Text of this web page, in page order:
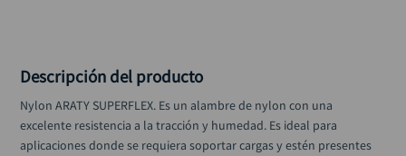
Descripción del producto
Nylon ARATY SUPERFLEX. Es un alambre de nylon con una
excelente resistencia a la tracción y humedad. Es ideal para
aplicaciones donde se requiera soportar cargas y estén presentes
taladro inalámbrico
llave impacto